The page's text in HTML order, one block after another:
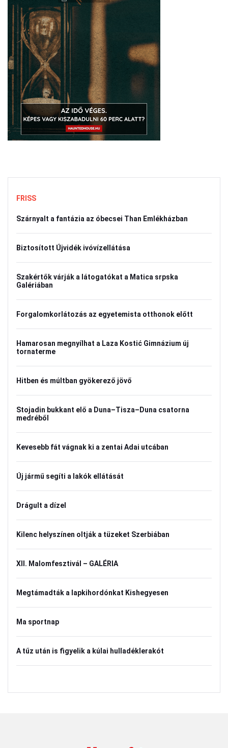
FRISS
Szárnyalt a fantázia az óbecsei Than Emlékházban
Biztosított Újvidék ivóvízellátása
Szakértők várják a látogatókat a Matica srpska
Galériában
Forgalomkorlátozás az egyetemista otthonok előtt
Hamarosan megnyílhat a Laza Kostić Gimnázium új
tornaterme
Hitben és múltban gyökerező jövő
Stojadin bukkant elő a Duna–Tisza–Duna csatorna
medréből
Kevesebb fát vágnak ki a zentai Adai utcában
Új jármű segíti a lakók ellátását
Drágult a dízel
Kilenc helyszínen oltják a tüzeket Szerbiában
XII. Malomfesztivál – GALÉRIA
Megtámadták a lapkihordónkat Kishegyesen
Ma sportnap
A tűz után is figyelik a kúlai hulladéklerakót